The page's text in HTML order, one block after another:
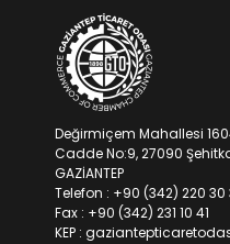
Değirmiçem Mahallesi
Cadde No:9, 27090
GAZİANTEP
Telefon : +90 (342) 220 30
Fax : +90 (342) 231 10 41
KEP :